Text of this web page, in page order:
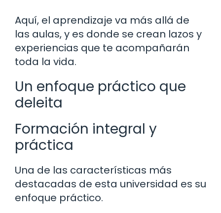
Aquí, el aprendizaje va más allá de
las aulas, y es donde se crean lazos y
experiencias que te acompañarán
toda la vida.
Un enfoque práctico que
deleita
Formación integral y
práctica
Una de las características más
destacadas de esta universidad es su
enfoque práctico.